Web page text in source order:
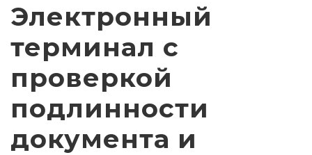
Электронный
терминал с
проверкой
подлинности
документа и